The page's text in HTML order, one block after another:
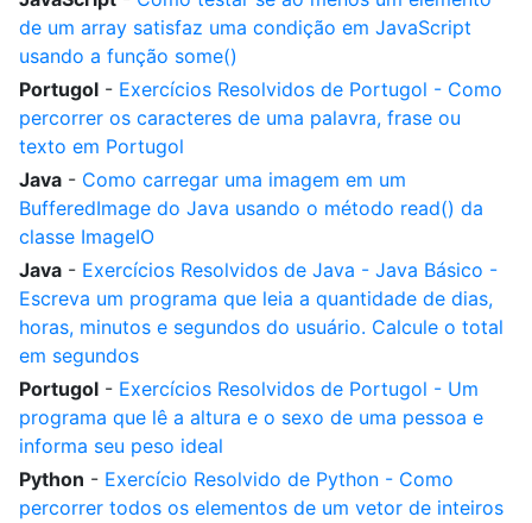
de um array satisfaz uma condição em JavaScript
usando a função some()
Portugol - Exercícios Resolvidos de Portugol - Como
percorrer os caracteres de uma palavra, frase ou
texto em Portugol
Java - Como carregar uma imagem em um
BufferedImage do Java usando o método read() da
classe ImageIO
Java - Exercícios Resolvidos de Java - Java Básico -
Escreva um programa que leia a quantidade de dias,
horas, minutos e segundos do usuário. Calcule o total
em segundos
Portugol - Exercícios Resolvidos de Portugol - Um
programa que lê a altura e o sexo de uma pessoa e
informa seu peso ideal
Python - Exercício Resolvido de Python - Como
percorrer todos os elementos de um vetor de inteiros